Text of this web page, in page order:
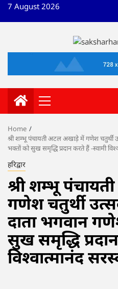
Skip7 August 2026
Primary
Menu
Home
श्री शम्भू पंचायती अटल अखाड़े में गणेश चतुर्थी
भक्तों को सुख समृद्धि प्रदान करते हैं -स्वामी
हरिद्वार
श्री शम्भू
गणेश चतुर्थी
दाता भगवान
सुख समृद्धि
विश्वात्मानंद